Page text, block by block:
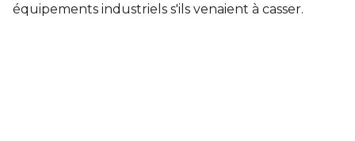
équipements industriels s'ils venaient à casser.